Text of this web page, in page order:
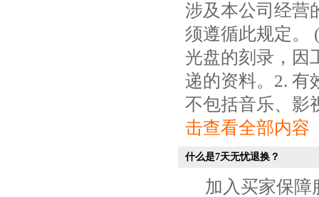
涉及本公司经营
须遵循此规定。
光盘的刻录，因
递的资料。2. 有
不包括音乐、影
击查看全部内容
什么是7天无忧退换？
加入买家保障